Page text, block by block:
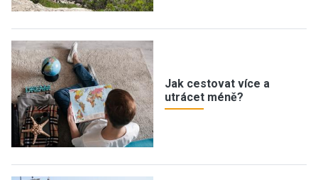
Jak cestovat více a
utrácet méně?